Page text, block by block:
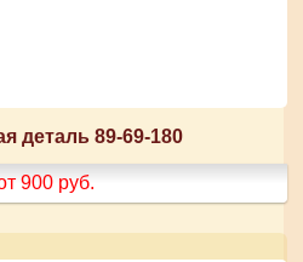
деталь 89-69-180
900 руб.